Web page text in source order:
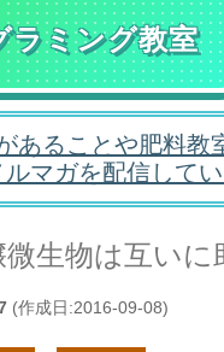
ラミング教室
あることや肥料教
ルマガを配信して
生物は互いに
(作成日:2016-09-08)